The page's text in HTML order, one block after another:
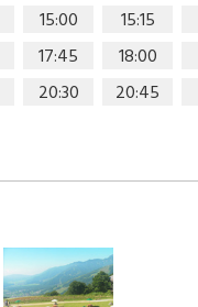
15:00 15:15
17:45 18:00
20:30 20:45